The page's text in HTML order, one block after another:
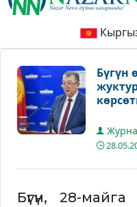
Бүгүн
Бүгүн, 28-